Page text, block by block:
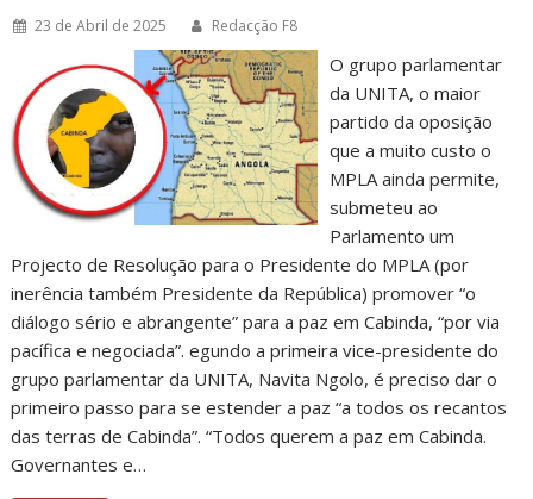
23 de Abril de 2025 Redacção F8
O grupo parlamentar
da UNITA, o maior
partido da oposição
que a muito custo o
MPLA ainda permite,
submeteu ao
Parlamento um
Projecto de Resolução para o Presidente do MPLA (por
inerência também Presidente da República) promover “o
diálogo sério e abrangente” para a paz em Cabinda, “por via
pacífica e negociada”. egundo a primeira vice-presidente do
grupo parlamentar da UNITA, Navita Ngolo, é preciso dar o
primeiro passo para se estender a paz “a todos os recantos
das terras de Cabinda”. “Todos querem a paz em Cabinda.
Governantes e…